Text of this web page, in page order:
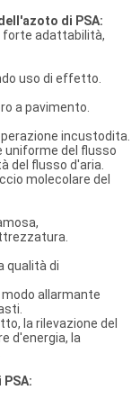
di PSA:
forte adattabilità,
uso di effetto.
a pavimento.
incustodita.
uniforme del flusso
del flusso d'aria.
molecolare del
qualità di
modo allarmante
la rilevazione del
d'energia, la